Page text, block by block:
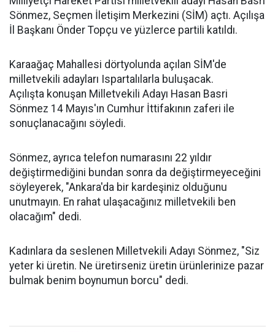
Sönmez, Seçmen İletişim Merkezini (SİM) açtı. Açılışa
İl Başkanı Önder Topçu ve yüzlerce partili katıldı.
Karaağaç Mahallesi dörtyolunda açılan SİM'de
milletvekili adayları Ispartalılarla buluşacak.
Açılışta konuşan Milletvekili Adayı Hasan Basri
Sönmez 14 Mayıs'ın Cumhur İttifakının zaferi ile
sonuçlanacağını söyledi.
Sönmez, ayrıca telefon numarasını 22 yıldır
değiştirmediğini bundan sonra da değiştirmeyeceğini
söyleyerek, "Ankara'da bir kardeşiniz olduğunu
unutmayın. En rahat ulaşacağınız milletvekili ben
olacağım" dedi.
Kadınlara da seslenen Milletvekili Adayı Sönmez, "Siz
yeter ki üretin. Ne üretirseniz üretin ürünlerinize pazar
bulmak benim boynumun borcu" dedi.